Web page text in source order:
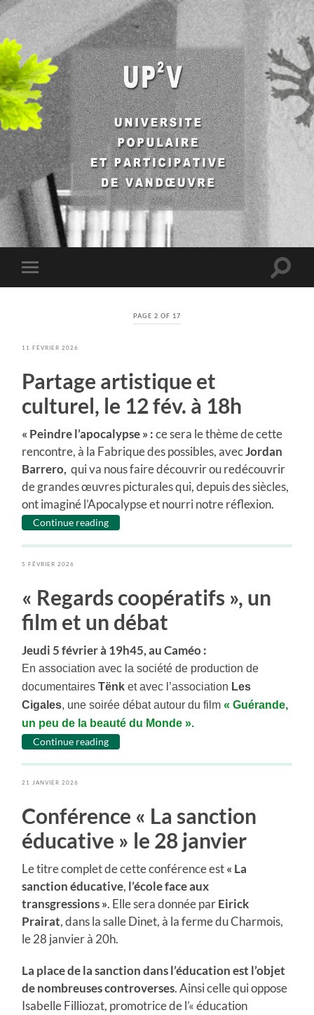
UP2V
Toggle
mobile
Toggle
PAGE 2 OF 17
11 FÉVRIER 2026
Partage artistique et
culturel, le 12 fév. à 18h
« Peindre l’apocalypse » :ce sera le thème de cette
rencontre, à la Fabrique des possibles, avecJordan
Barrero,qui va nous faire découvrir ou redécouvrir
de grandes œuvres picturales qui, depuis des siècles,
ont imaginé l’Apocalypse et nourri notre réflexion.
Continue reading
5 FÉVRIER 2026
« Regards coopératifs », un
film et un débat
Jeudi 5 février à 19h45, au Caméo :
En association avec la société de production de
documentairesTënk et avec l’association Les
Cigales, une soirée débat autour du film«Guérande,
un peu de la beauté du Monde ».
Continue reading
21 JANVIER 2026
Conférence « La sanction
éducative » le 28 janvier
Le titre complet de cette conférence est« La
sanction éducative, l’école face aux
transgressions ». Elle sera donnée parEirick
Prairat, dans la salle Dinet, à la ferme du Charmois,
le 28 janvier à 20h.
La place de la sanction dans l’éducation est l’objet
de nombreuses controverses. Ainsi celle qui oppose
Isabelle Filliozat, promotrice de l’« éducation